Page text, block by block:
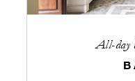
All-day